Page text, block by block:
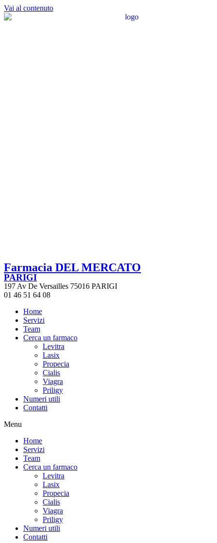
Vai al contenuto
Farmacia DEL MERCATO
PARIGI
197 Av De Versailles 75016 PARIGI
01 46 51 64 08
Home
Servizi
Team
Cerca un farmaco
Levitra
Lasix
Propecia
Cialis
Viagra
Priligy
Numeri utili
Contatti
Menu
Home
Servizi
Team
Cerca un farmaco
Levitra
Lasix
Propecia
Cialis
Viagra
Priligy
Numeri utili
Contatti